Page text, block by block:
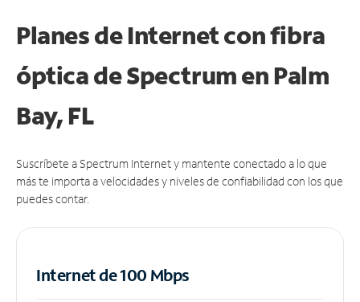
Planes de Internet con fibra
óptica de Spectrum en Palm
Bay, FL
Suscríbete a Spectrum Internet y mantente conectado a lo que
más te importa a velocidades y niveles de confiabilidad con los que
puedes contar.
Internet de 100 Mbps